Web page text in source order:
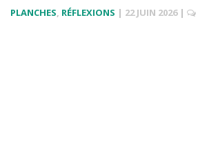
PLANCHES, RÉFLEXIONS | 22 JUIN 2026 |